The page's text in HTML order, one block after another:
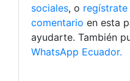
sociales, o regístrate
comentario en esta
ayudarte. También
WhatsApp Ecuador.